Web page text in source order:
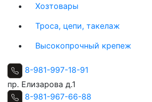
Хозтовары
Троса, цепи, такелаж
Высокопрочный крепеж
8-981-997-18-91
пр. Елизарова д.1
8-981-967-66-88